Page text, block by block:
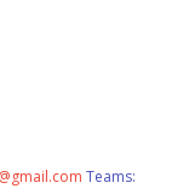
Teams: